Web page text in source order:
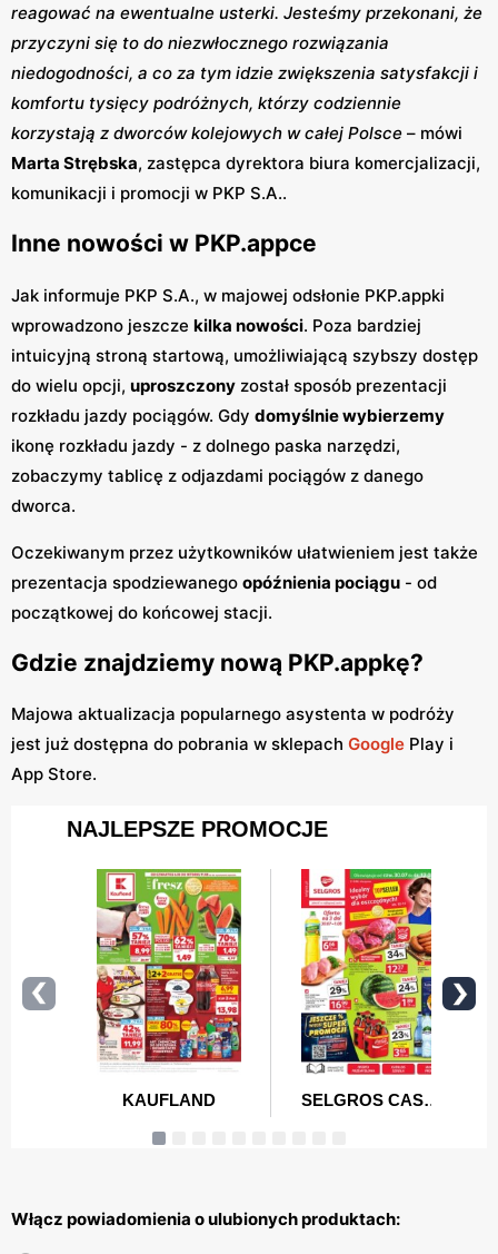
reagować na ewentualne usterki. Jesteśmy przekonani, że
przyczyni się to do niezwłocznego rozwiązania
niedogodności, a co za tym idzie zwiększenia satysfakcji i
komfortu tysięcy podróżnych, którzy codziennie
korzystają z dworców kolejowych w całej Polsce – mówi
Marta Strębska, zastępca dyrektora biura komercjalizacji,
komunikacji i promocji w PKP S.A..
Inne nowości w PKP.appce
Jak informuje PKP S.A., w majowej odsłonie PKP.appki
wprowadzono jeszcze kilka nowości. Poza bardziej
intuicyjną stroną startową, umożliwiającą szybszy dostęp
do wielu opcji, uproszczony został sposób prezentacji
rozkładu jazdy pociągów. Gdy domyślnie wybierzemy
ikonę rozkładu jazdy - z dolnego paska narzędzi,
zobaczymy tablicę z odjazdami pociągów z danego
dworca.
Oczekiwanym przez użytkowników ułatwieniem jest także
prezentacja spodziewanego opóźnienia pociągu - od
początkowej do końcowej stacji.
Gdzie znajdziemy nową PKP.appkę?
Majowa aktualizacja popularnego asystenta w podróży
jest już dostępna do pobrania w sklepach Google Play i
App Store.
Włącz powiadomienia o ulubionych produktach: